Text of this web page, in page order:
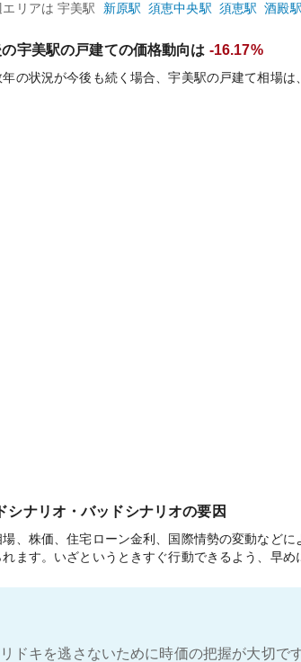
リアは 宇美駅 新原駅 須恵中央駅 須恵駅 酒殿駅
宇美駅の戸建ての価格動向は -16.17%
年の状況が今後も続く場合、宇美駅の戸建て相場は
シナリオ・バッドシナリオの要因
場、株価、住宅ローン金利、国際情勢の変動など
ます。いざというときすぐ行動できるよう、早め
ドキを逃さないために時価の把握が大切